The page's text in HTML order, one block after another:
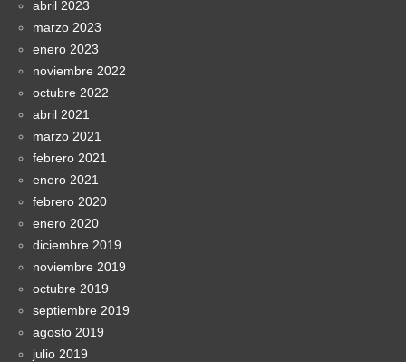
abril 2023
marzo 2023
enero 2023
noviembre 2022
octubre 2022
abril 2021
marzo 2021
febrero 2021
enero 2021
febrero 2020
enero 2020
diciembre 2019
noviembre 2019
octubre 2019
septiembre 2019
agosto 2019
julio 2019